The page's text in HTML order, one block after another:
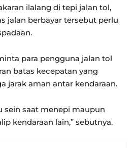
ilalang di tepi jalan tol,
jalan berbayar tersebut perlu
para pengguna jalan tol
batas kecepatan yang
jarak aman antar kendaraan.
sein saat menepi maupun
kendaraan lain,” sebutnya.